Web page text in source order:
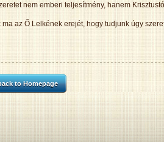
nem emberi teljesítmény, hanem
ma az Ő Lelkének erejét, hogy tudjunk úgy
to Homepage